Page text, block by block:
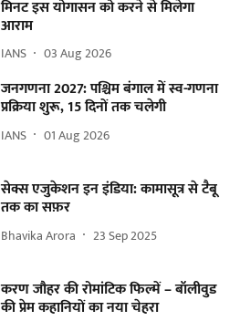
मिनट इस योगासन को करने से मिलेगा
आराम
IANS 03 Aug 2026
जनगणना 2027: पश्चिम बंगाल में स्व-गणना
प्रक्रिया शुरू, 15 दिनों तक चलेगी
IANS 01 Aug 2026
सेक्स एजुकेशन इन इंडिया: कामासूत्र से टैबू
तक का सफ़र
Bhavika Arora 23 Sep 2025
करण जौहर की रोमांटिक फिल्में – बॉलीवुड
की प्रेम कहानियों का नया चेहरा